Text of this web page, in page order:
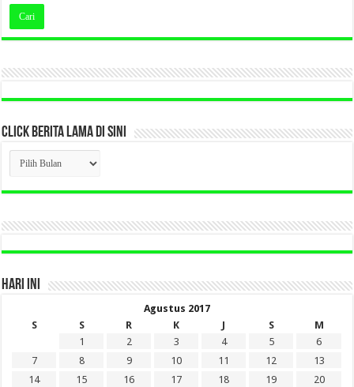
CLICK BERITA LAMA DI SINI
CLICK
BERITA
LAMA
DI
HARI INI
Agustus 2017
S
S R K J S
M
1
2 3 4 5
6
7
8 9 10 11 12
13
14
15 16 17 18 19
20